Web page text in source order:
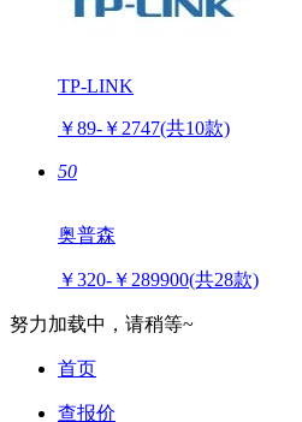
TP-LINK
￥89-￥2747(共10款)
50
奥普森
￥320-￥289900(共28款)
努力加载中，请稍等~
首页
查报价